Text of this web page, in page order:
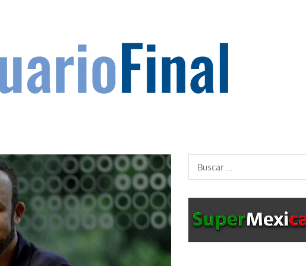
Buscar: